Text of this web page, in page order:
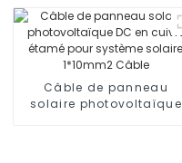
Câble de panneau
solaire photovoltaïque